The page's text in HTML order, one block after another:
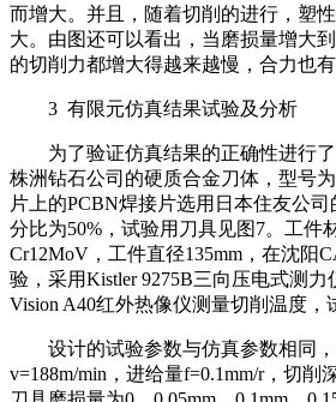
而增大。并且，随着切削的进行，塑
大。由图还可以看出，当磨损量增大
的切削力都增大得越来越慢，合力也
3 有限元仿真结果试验及分析
为了验证仿真结果的正确性进行
株洲钻石公司的硬质合金刀体，型号
片上的PCBN焊接片选用日本住友公
分比为50%，试验用刀具见图7。工件
Cr12MoV，工件直径135mm，在沈阳
验，采用Kistler 9275B三向压电式测力
Vision A40红外热像仪测量切削温度，
设计的试验参数与仿真参数相同
v=188m/min，进给量f=0.1mm/r，切削